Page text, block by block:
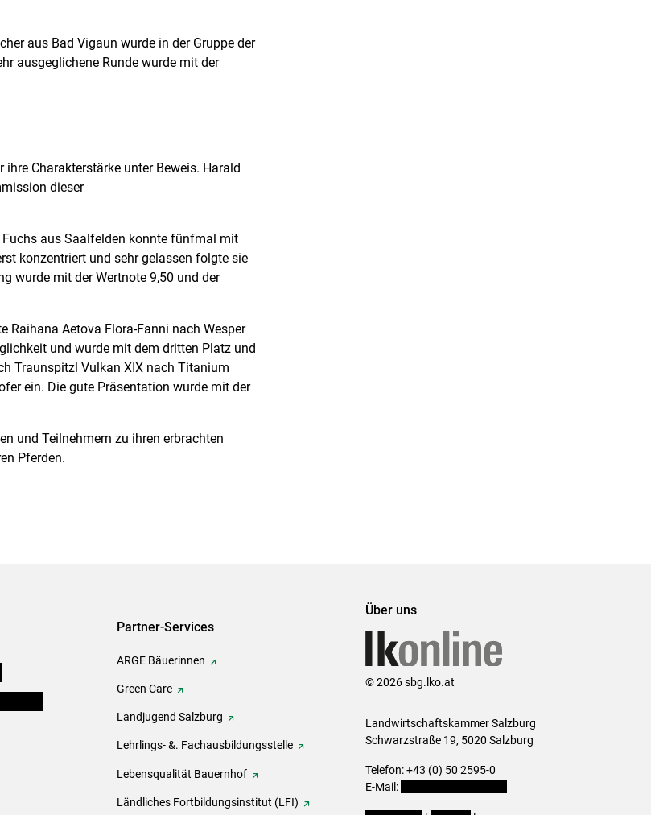
aus Bad Vigaun wurde in der Gruppe der
ausgeglichene Runde wurde mit der
Charakterstärke unter Beweis. Harald
dieser
aus Saalfelden konnte fünfmal mit
konzentriert und sehr gelassen folgte sie
wurde mit der Wertnote 9,50 und der
Raihana Aetova Flora-Fanni nach Wesper
und wurde mit dem dritten Platz und
Traunspitzl Vulkan XIX nach Titanium
ein. Die gute Präsentation wurde mit der
und Teilnehmern zu ihren erbrachten
Pferden.
Partner-Services
ARGE Bäuerinnen
Green Care
Landjugend Salzburg
Lehrlings- &. Fachausbildungsstelle
Lebensqualität Bauernhof
Ländliches Fortbildungsinstitut (LFI)
Über uns
© 2026 sbg.lko.at
Landwirtschaftskammer Salzburg
Schwarzstraße 19, 5020 Salzburg
Telefon: +43 (0) 50 2595-0
E-Mail: